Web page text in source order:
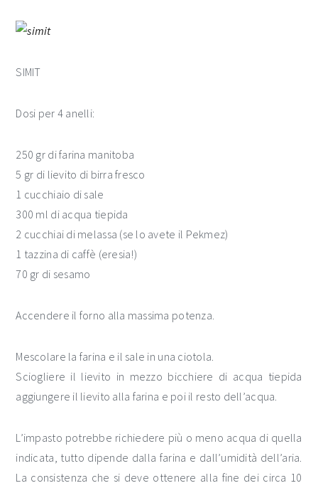
SIMIT
Dosi per 4 anelli:
250 gr di farina manitoba
5 gr di lievito di birra fresco
1 cucchiaio di sale
300 ml di acqua tiepida
2 cucchiai di melassa (se lo avete il Pekmez)
1 tazzina di caffè (eresia!)
70 gr di sesamo
Accendere il forno alla massima potenza.
Mescolare la farina e il sale in una ciotola.
Sciogliere il lievito in mezzo bicchiere di acqua tiepida
aggiungere il lievito alla farina e poi il resto dell’acqua.
L’impasto potrebbe richiedere più o meno acqua di quella
indicata, tutto dipende dalla farina e dall’umidità dell’aria.
La consistenza che si deve ottenere alla fine dei circa 10